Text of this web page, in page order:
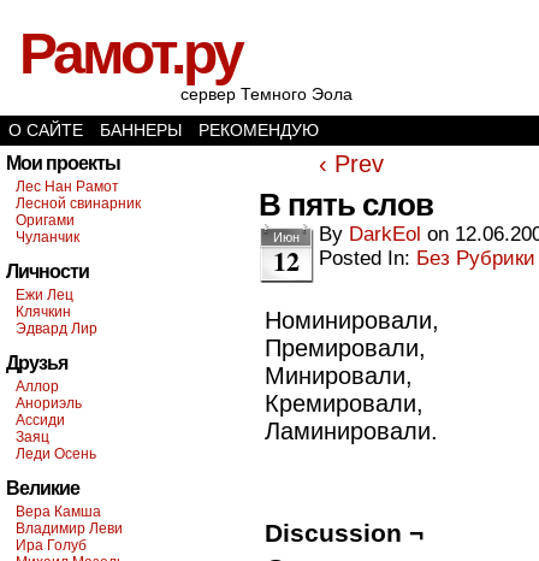
Рамот.ру
сервер Темного Эола
О САЙТЕ
БАННЕРЫ РЕКОМЕНДУЮ
Мои проекты
Лес Нан Рамот
Лесной свинарник
Оригами
Чуланчик
Личности
Ежи Лец
Клячкин
Эдвард Лир
Друзья
Аллор
Анориэль
Ассиди
Заяц
Леди Осень
Великие
Вера Камша
Владимир Леви
Ира Голуб
‹ Prev
В пять слов
Июн
12
By DarkEol on
Posted In: Без Рубрики
Номинировали,
Премировали,
Минировали,
Кремировали,
Ламинировали.
Discussion ¬